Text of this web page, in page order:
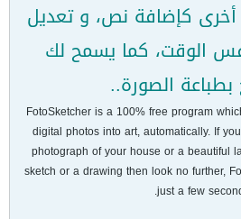
أخرى كإضافة نص، و تعديل
الوقت، كما يسمح لك
بطباعة الصورة..
FotoSketcher is a 100% free program
digital photos into art, automatically. If
photograph of your house or a beautiful
sketch or a drawing then look no further,
just a few